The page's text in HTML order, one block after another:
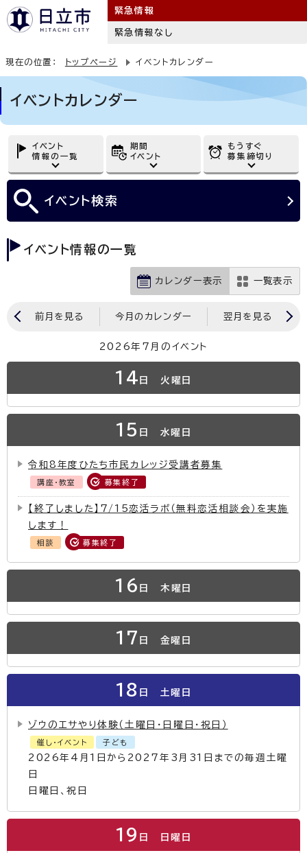
緊急情報
緊急情報なし
現在の位置： トップページ イベントカレンダー
イベントカレンダー
イベント
情報の一覧
期間
イベント
もうすぐ
募集締切り
イベント検索
イベント情報の一覧
カレンダー表示 一覧表示
前月を見る 今月のカレンダー 翌月を見る
2026年7月のイベント
14 日 火曜日
15 日 水曜日
令和8年度ひたち市民カレッジ受講者募集
講座・教室 募集終了
【終了しました】7/15恋活ラボ（無料恋活相談会）を実施
します！
相談 募集終了
16 日 木曜日
17 日 金曜日
18 日 土曜日
ゾウのエサやり体験（土曜日・日曜日・祝日）
催し・イベント 子ども
2026年4月1日から2027年3月31日までの毎週土曜
日
日曜日、祝日
19 日 日曜日